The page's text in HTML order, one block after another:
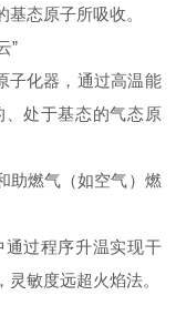
态原子所吸收。
”
化器，通过高温能
处于基态的气态原
燃气（如空气）燃
过程序升温实现干
敏度远超火焰法。